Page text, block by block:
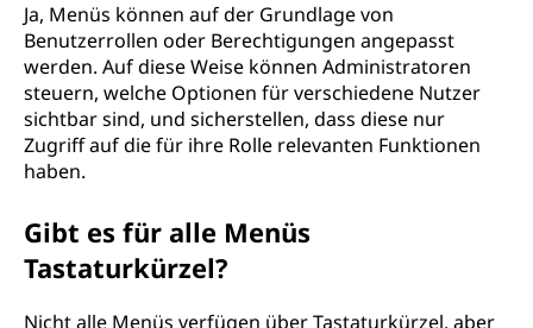
Ja, Menüs können auf der Grundlage von
Benutzerrollen oder Berechtigungen angepasst
werden. Auf diese Weise können Administratoren
steuern, welche Optionen für verschiedene Nutzer
sichtbar sind, und sicherstellen, dass diese nur
Zugriff auf die für ihre Rolle relevanten Funktionen
haben.
Gibt es für alle Menüs
Tastaturkürzel?
Nicht alle Menüs verfügen über Tastaturkürzel, aber